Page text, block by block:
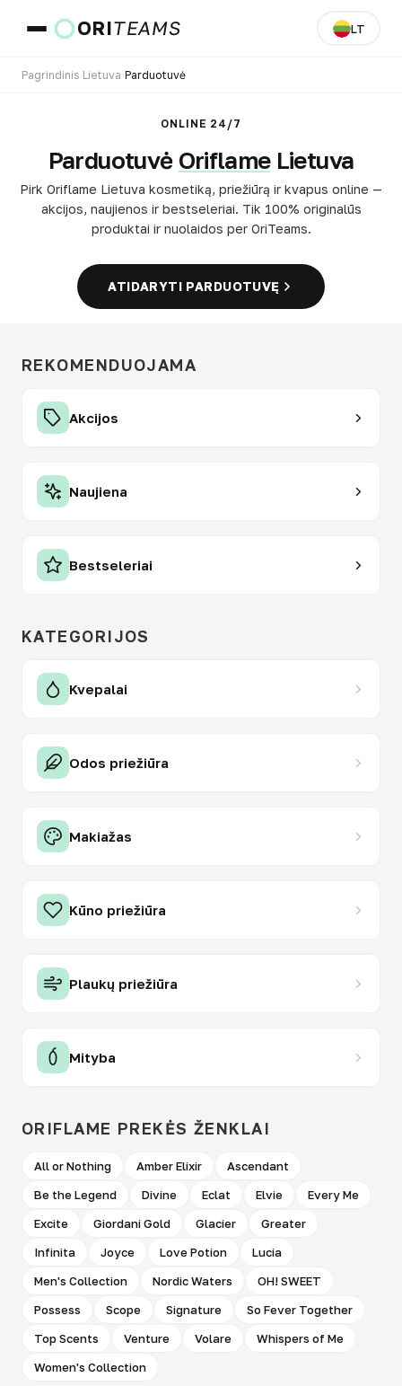
ORITEAMS LT
EITI
Pagrindinis Lietuva Parduotuvė
ONLINE 24/7
Parduotuvė OriflameLietuva
Pirk Oriflame Lietuva kosmetiką, priežiūrą ir kvapus online —
akcijos, naujienos ir bestseleriai. Tik 100% originalūs
produktai ir nuolaidos per OriTeams.
ATIDARYTI PARDUOTUVĘ
REKOMENDUOJAMA
Akcijos
Naujiena
Bestseleriai
KATEGORIJOS
Kvepalai
Odos priežiūra
Makiažas
Kūno priežiūra
Plaukų priežiūra
Mityba
ORIFLAME PREKĖS ŽENKLAI
All or Nothing Amber Elixir
Ascendant
Be the Legend
Divine Eclat Elvie
Every Me
Excite
Giordani Gold Glacier
Greater
Infinita
Joyce Love Potion
Lucia
Men's Collection
Nordic Waters
OH! SWEET
Possess
Scope Signature
So Fever Together
Top Scents
Venture Volare
Whispers of Me
Women's Collection